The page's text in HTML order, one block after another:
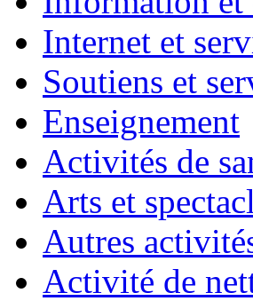
Internet et
Soutiens et
Enseignement
Activités de
Arts et
Autres
Activité de